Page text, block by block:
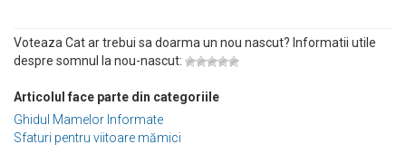
Voteaza Cat ar trebui sa doarma un nou nascut? Informatii utile
despre somnul la nou-nascut:
Articolul face parte din categoriile
Ghidul Mamelor Informate
Sfaturi pentru viitoare mămici